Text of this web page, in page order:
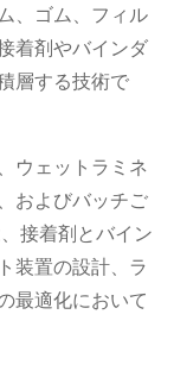
、ゴム、フィル
着剤やバインダ
層する技術で
ウェットラミネ
およびバッチご
接着剤とバイン
装置の設計、ラ
最適化において